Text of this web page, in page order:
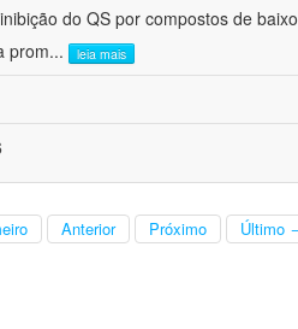
do QS por compostos de baixo
prom... leia mais
Anterior Próximo Último